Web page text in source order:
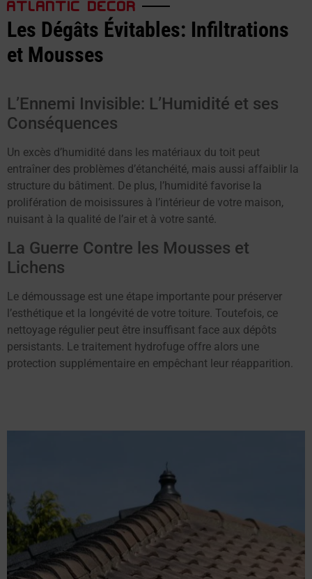
Les Dégâts Évitables: Infiltrations
et Mousses
L’Ennemi Invisible: L’Humidité et ses
Conséquences
Un excès d’humidité dans les matériaux du toit peut
entraîner des problèmes d’étanchéité, mais aussi affaiblir la
structure du bâtiment. De plus, l’humidité favorise la
prolifération de moisissures à l’intérieur de votre maison,
nuisant à la qualité de l’air et à votre santé.
La Guerre Contre les Mousses et
Lichens
Le démoussage est une étape importante pour préserver
l’esthétique et la longévité de votre toiture. Toutefois, ce
nettoyage régulier peut être insuffisant face aux dépôts
persistants. Le traitement hydrofuge offre alors une
protection supplémentaire en empêchant leur réapparition.